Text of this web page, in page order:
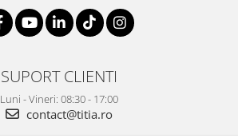
SUPORT CLIENTI
Luni - Vineri: 08:30 - 17:00
contact@titia.ro